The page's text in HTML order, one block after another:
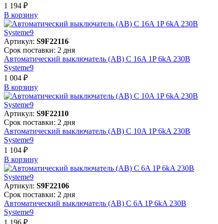
1 194 ₽
В корзинy
Артикул: S9F22116
Срок поставки: 2 дня
Автоматический выключатель (АВ) C 16A 1P 6kA 230В
Systeme9
1 004 ₽
В корзинy
Артикул: S9F22110
Срок поставки: 2 дня
Автоматический выключатель (АВ) C 10A 1P 6kA 230В
Systeme9
1 104 ₽
В корзинy
Артикул: S9F22106
Срок поставки: 2 дня
Автоматический выключатель (АВ) C 6A 1P 6kA 230В
Systeme9
1 196 ₽